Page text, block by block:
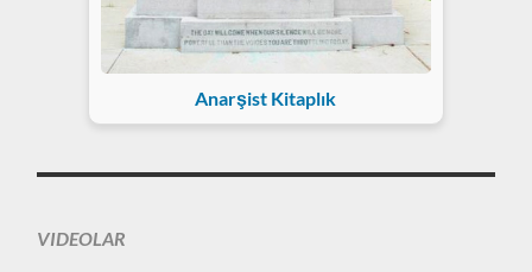
Anarşist Kitaplık
VIDEOLAR